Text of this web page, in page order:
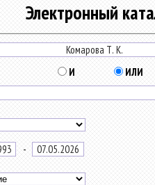
Электронный
И
ИЛИ
-